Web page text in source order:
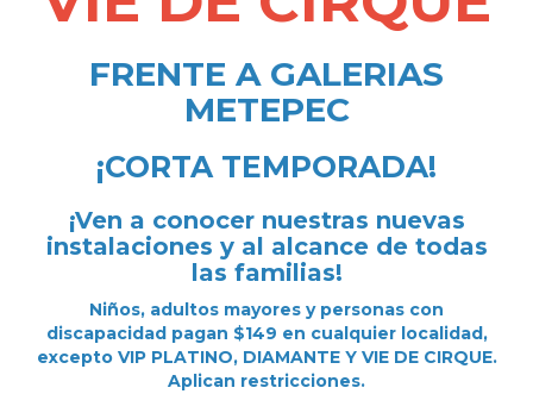
FRENTE A GALERIAS
METEPEC
¡CORTA TEMPORADA!
¡Ven a conocer nuestras nuevas
instalaciones y al alcance de todas
las familias!
Niños, adultos mayores y personas con
discapacidad pagan $149 en cualquier localidad,
excepto VIP PLATINO, DIAMANTE Y VIE DE CIRQUE.
Aplican restricciones.